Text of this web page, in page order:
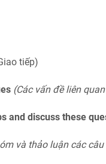
tiếp)
(Các vấn đề liên
discuss these
và thảo luận các